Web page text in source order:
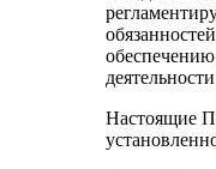
Настоящие